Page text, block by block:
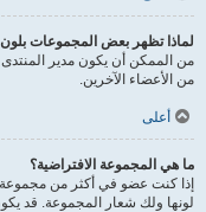
لماذا تظهر بعض المجموعات
من الممكن أن يكون مدير
من الأعضاء الآخرين.
أعلى
ما هي المجموعة الافتراضية؟
إذا كنت عضو في أكثر من
لونها ولك شعار المجموعة. قد